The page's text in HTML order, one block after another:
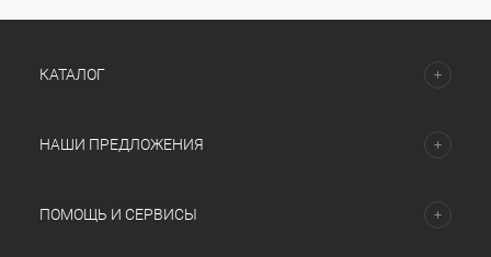
КАТАЛОГ
НАШИ ПРЕДЛОЖЕНИЯ
ПОМОЩЬ И СЕРВИСЫ